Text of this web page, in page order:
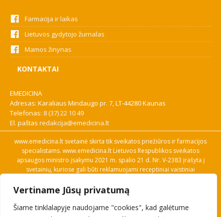
Vertiname Jūsų privatumą
Šiame tinklalapyje naudojame "cookies", kad galėtume
Farmacija ir laikas
Lietuvos gydytojo žurnalas
Mamos žinynas
KONTAKTAI
EMEDICINA
Adresas: Karaliaus Mindaugo pr. 7, LT-44280 Kaunas
Telefonas: 8 (37) 22 10 49
El. paštas redakcija@emedicina.lt
www.emedicina.lt svetainė skirta tik sveikatos priežiūros ir farmacijos
specialistams. www.emedicina.lt Lietuvos Respublikos sveikatos
apsaugos ministro įsakymu 2021 m. spalio 21 d. Nr. V-2383 įrašyta į
svetainių, kuriose gali būti reklamuojami receptiniai vaistiniai
savo profesinę kvalifikaciją. Naudingos nuorodos: Vaistų ir medicinos
pagalbos priemonių kainų paieška, VVKT tinklalapis, Sveikatos
priežiūros ar farmacijos specialisto pranešimo apie įtariamą